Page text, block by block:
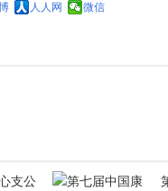
人人网 微信
支公